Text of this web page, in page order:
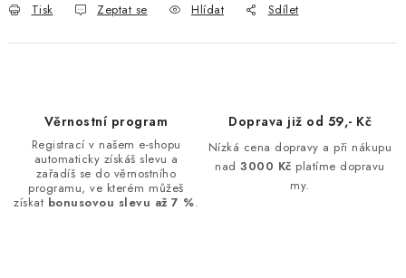
Tisk Zeptat se Hlídat Sdílet
Věrnostní program
Registrací v našem e-shopu
automaticky získáš slevu a
zařadíš se do věrnostního
programu, ve kterém můžeš
získat bonusovou slevu až 7 %.
Doprava již od 59,- Kč
Nízká cena dopravy a při nákupu
nad3000 Kč platíme dopravu
my.